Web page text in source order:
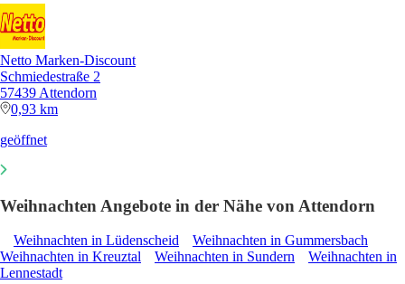
Netto Marken-Discount
Schmiedestraße 2
57439 Attendorn
0,93 km
geöffnet
Weihnachten Angebote in der Nähe von Attendorn
Weihnachten in Lüdenscheid
Weihnachten in Gummersbach
Weihnachten in Kreuztal
Weihnachten in Sundern
Weihnachten in
Lennestadt